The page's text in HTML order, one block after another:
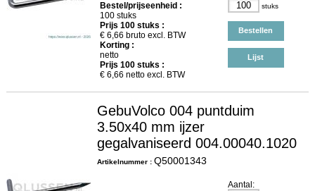
Bestel/prijseenheid :
100 stuks
Prijs 100stuks :
€ 6,66 bruto excl. BTW
Korting :
netto
Prijs 100stuks :
€ 6,66 netto excl. BTW
stuks
Bestellen
Lijst
GebuVolco 004 puntduim
3.50x40 mm ijzer
gegalvaniseerd 004.00040.1020
Artikelnummer : Q50001343
Aantal: